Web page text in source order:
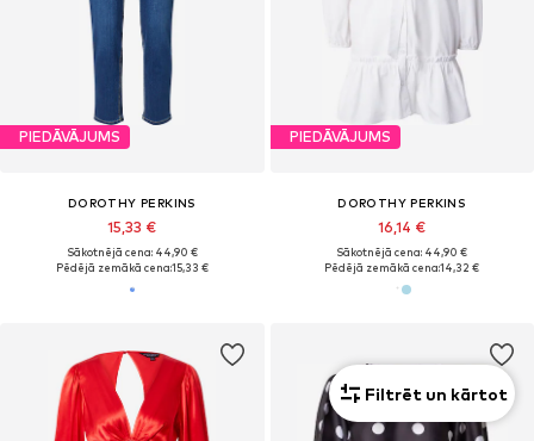
PIEDĀVĀJUMS
DOROTHY PERKINS
15,33 €
Sākotnējā cena: 44,90 €
Pēdējā zemākā cena:15,33 €
PIEDĀVĀJUMS
DOROTHY PERKINS
16,14 €
Sākotnējā cena: 44,90 €
Pēdējā zemākā cena:14,32 €
Filtrēt un kārtot